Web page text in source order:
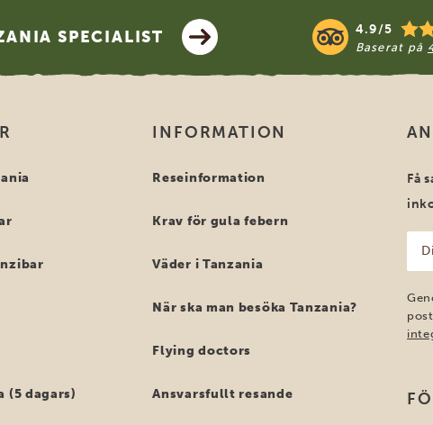
SPECIALIST 4.9/5
Baserat på
(5 dagars)
INFORMATION
Reseinformation
Krav för gula febern
Väder i Tanzania
När ska man besöka Tanzania?
Flying doctors
Ansvarsfullt resande
Få